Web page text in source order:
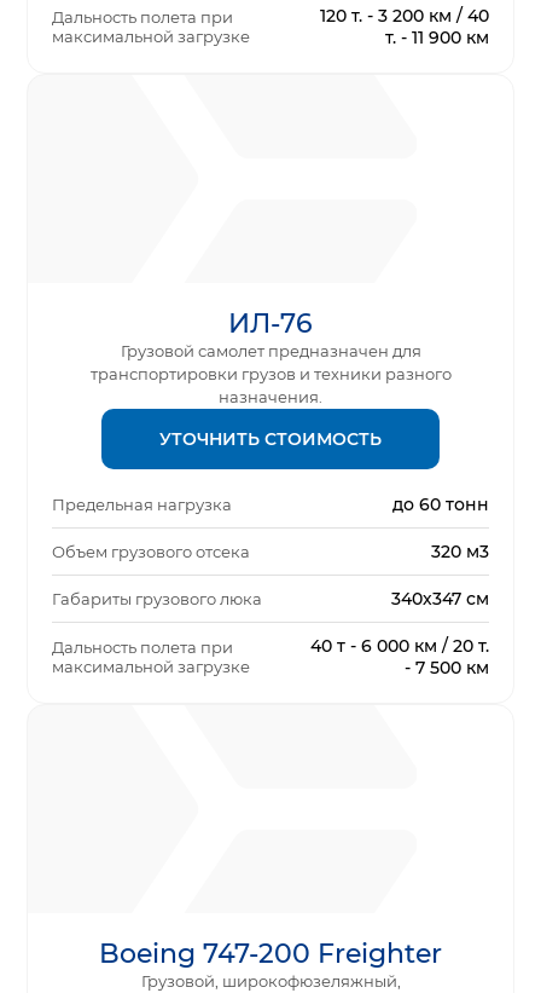
Дальность полета при
максимальной загрузке
120 т. - 3 200 км / 40
т. - 11 900 км
ИЛ-76
Грузовой самолет предназначен для
транспортировки грузов и техники разного
назначения.
УТОЧНИТЬ СТОИМОСТЬ
Предельная нагрузка до 60 тонн
Объем грузового отсека 320 м3
Габариты грузового люка 340х347 см
Дальность полета при
максимальной загрузке
40 т - 6 000 км / 20 т.
- 7 500 км
Boeing 747-200 Freighter
Грузовой, широкофюзеляжный,